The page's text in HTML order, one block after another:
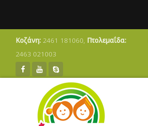
Κοζάνη: 2461 181060, Πτολεμαΐδα:
2463 021003